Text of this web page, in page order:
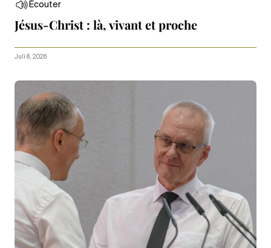
Écouter
Jésus-Christ : là, vivant et proche
Juli 8, 2026